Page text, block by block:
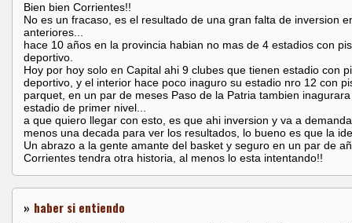
Bien bien Corrientes!!
No es un fracaso, es el resultado de una gran falta de inversion
anteriores...
hace 10 años en la provincia habian no mas de 4 estadios con
deportivo.
Hoy por hoy solo en Capital ahi 9 clubes que tienen estadio con
deportivo, y el interior hace poco inaguro su estadio nro 12 con
parquet, en un par de meses Paso de la Patria tambien
estadio de primer nivel...
a que quiero llegar con esto, es que ahi inversion y va a
menos una decada para ver los resultados, lo bueno es que la
Un abrazo a la gente amante del basket y seguro en un par de
Corrientes tendra otra historia, al menos lo esta intentando!!
» haber si entiendo